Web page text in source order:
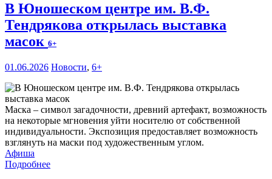
В Юношеском центре им. В.Ф.
Тендрякова открылась выставка
масок 6+
01.06.2026 Новости, 6+
Маска – символ загадочности, древний артефакт, возможность
на некоторые мгновения уйти носителю от собственной
индивидуальности. Экспозиция предоставляет возможность
взглянуть на маски под художественным углом.
Афиша
Подробнее